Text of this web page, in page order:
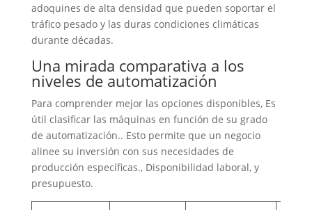
adoquines de alta densidad que pueden soportar el
tráfico pesado y las duras condiciones climáticas
durante décadas.
Una mirada comparativa a los
niveles de automatización
Para comprender mejor las opciones disponibles, Es
útil clasificar las máquinas en función de su grado
de automatización.. Esto permite que un negocio
alinee su inversión con sus necesidades de
producción específicas., Disponibilidad laboral, y
presupuesto.